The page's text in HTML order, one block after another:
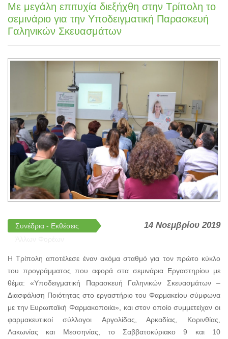
Με μεγάλη επιτυχία διεξήχθη στην Τρίπολη το
σεμινάριο για την Υποδειγματική Παρασκευή
Γαληνικών Σκευασμάτων
Συνέδρια - Εκθέσεις
14 Νοεμβρίου 2019
Η Τρίπολη αποτέλεσε έναν ακόμα σταθμό για τον πρώτο κύκλο
του προγράμματος που αφορά στα σεμινάρια Εργαστηρίου με
θέμα: «Υποδειγματική Παρασκευή Γαληνικών Σκευασμάτων –
Διασφάλιση Ποιότητας στο εργαστήριο του Φαρμακείου σύμφωνα
με την Ευρωπαϊκή Φαρμακοποιία», και στον οποίο συμμετείχαν οι
φαρμακευτικοί σύλλογοι Αργολίδας, Αρκαδίας, Κορινθίας,
Λακωνίας και Μεσσηνίας, το Σαββατοκύριακο 9 και 10